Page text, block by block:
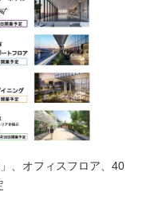
、オフィスフロア、40